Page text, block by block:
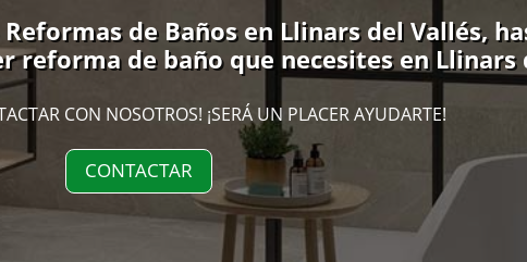
de Baños en Llinars del Vallés,
reforma de baño que necesites en Llinars
CON NOSOTROS! ¡SERÁ UN PLACER AYUDARTE!
CONTACTAR